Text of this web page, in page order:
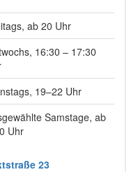
ab 20 Uhr
16:30 – 17:30
19–22 Uhr
Samstage, ab
Uhr
23